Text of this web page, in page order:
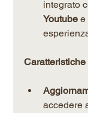
integrato
Youtube e
accedere